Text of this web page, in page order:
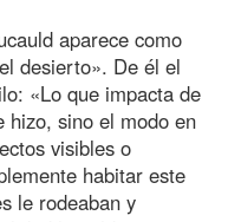
aparece como
desierto». De él el
«Lo que impacta de
hizo, sino el modo en
visibles o
habitar este
le rodeaban y